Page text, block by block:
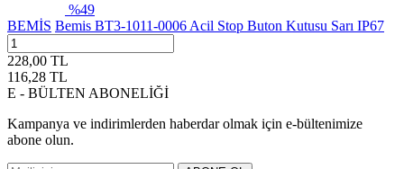
%49
BEMİS Bemis BT3-1011-0006 Acil Stop Buton Kutusu Sarı IP67
228,00 TL
116,28 TL
E - BÜLTEN ABONELİĞİ
Kampanya ve indirimlerden haberdar olmak için e-bültenimize
abone olun.